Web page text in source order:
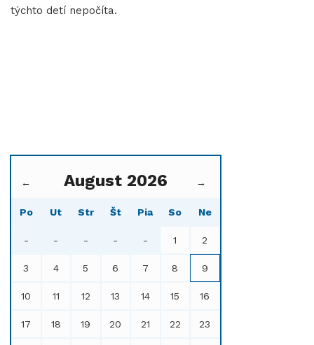
týchto detí nepočíta.
← August 2026 →
Po Ut Str Št Pia So Ne
- - - - - 1 2
3 4 5 6 7 8 9
10 11 12 13 14 15 16
17 18 19 20 21 22 23